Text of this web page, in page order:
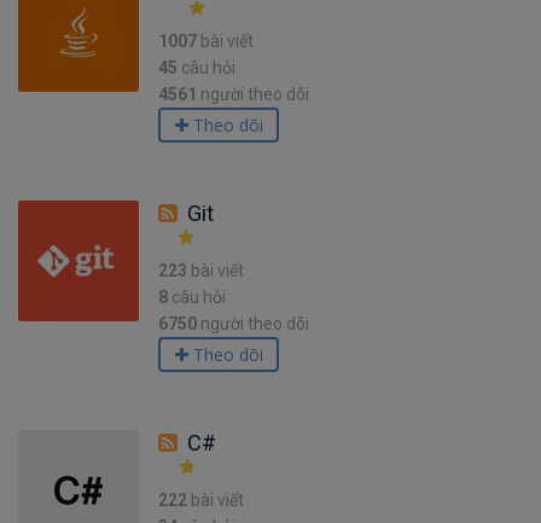
1007 bài viết
45 câu hỏi
4561 người theo dõi
Theo dõi
Git
223 bài viết
8 câu hỏi
6750 người theo dõi
Theo dõi
C#
222 bài viết